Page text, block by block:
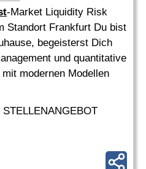
-Market Liquidity Risk
Standort Frankfurt Du bist
begeisterst Dich
und quantitative
modernen Modellen